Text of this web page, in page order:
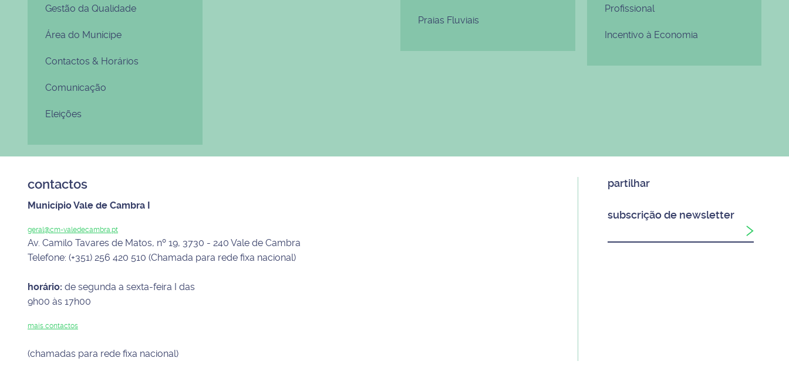
Gestão da Qualidade
Área do Munícipe
Contactos & Horários
Comunicação
Eleições
Praias Fluviais
Profissional
Incentivo à Economia
contactos
Município Vale de Cambra I
geral@cm-valedecambra.pt
Av. Camilo Tavares de Matos, nº 19, 3730 - 240 Vale de Cambra
Telefone: (+351) 256 420 510 (Chamada para rede fixa nacional)
horário: de segunda a sexta-feira I das
9h00 às 17h00
mais contactos
(chamadas para rede fixa nacional)
partilhar
subscrição de newsletter